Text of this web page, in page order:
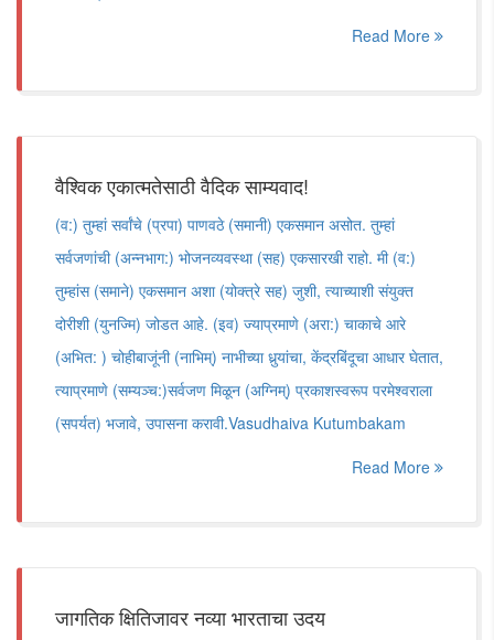
Read More
वैश्विक एकात्मतेसाठी वैदिक साम्यवाद!
(व:) तुम्हां सर्वांचे (प्रपा) पाणवठे (समानी) एकसमान असोत. तुम्हां
सर्वजणांची (अन्नभाग:) भोजनव्यवस्था (सह) एकसारखी राहो. मी (व:)
तुम्हांस (समाने) एकसमान अशा (योक्त्रे सह) जुशी, त्याच्याशी संयुक्त
दोरीशी (युनज्मि) जोडत आहे. (इव) ज्याप्रमाणे (अरा:) चाकाचे आरे
(अभित: ) चोहीबाजूंनी (नाभिम्) नाभीच्या धुर्‍यांचा, केंद्रबिंदूचा आधार घेतात,
त्याप्रमाणे (सम्यञ्च:)सर्वजण मिळून (अग्निम्) प्रकाशस्वरूप परमेश्वराला
(सपर्यत) भजावे, उपासना करावी.Vasudhaiva Kutumbakam
Read More
जागतिक क्षितिजावर नव्या भारताचा उदय